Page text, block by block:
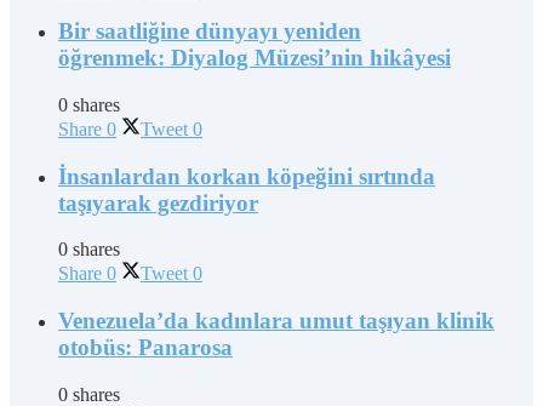
Bir saatliğine dünyayı yeniden
öğrenmek: Diyalog Müzesi’nin hikâyesi
0 shares
Share 0 Tweet 0
İnsanlardan korkan köpeğini sırtında
taşıyarak gezdiriyor
0 shares
Share 0 Tweet 0
Venezuela’da kadınlara umut taşıyan klinik
otobüs: Panarosa
0 shares